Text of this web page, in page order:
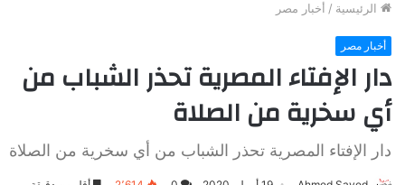
الرئيسية / أخبار مصر
أخبار مصر
دار الإفتاء المصرية تحذر الشباب من
أي سخرية من الصلاة
دار الإفتاء المصرية تحذر الشباب من أي سخرية من الصلاة